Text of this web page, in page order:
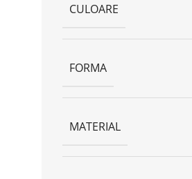
CULOARE
FORMA
MATERIAL